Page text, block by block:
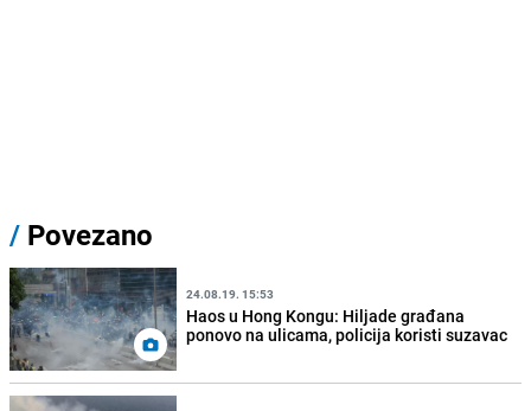
/ Povezano
24.08.19. 15:53
Haos u Hong Kongu: Hiljade građana
ponovo na ulicama, policija koristi suzavac